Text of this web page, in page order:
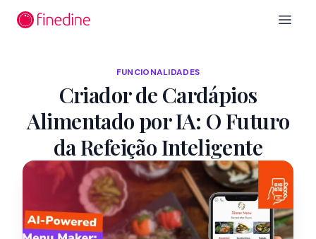
Open
FUNCIONALIDADES
Criador de Cardápios
Alimentado por IA: O Futuro
da Refeição Inteligente